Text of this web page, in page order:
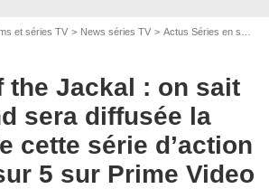
et séries TV News séries TV Actus Séries en streaming
the Jackal : on sait
sera diffusée la
cette série d’action
5 sur Prime Video